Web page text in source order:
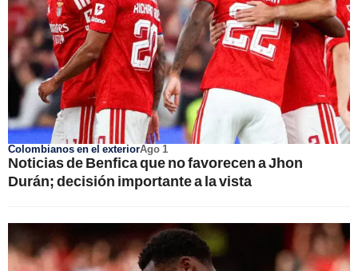
Colombianos en el exteriorAgo 1
Noticias de Benfica que no favorecen a Jhon
Durán; decisión importante a la vista